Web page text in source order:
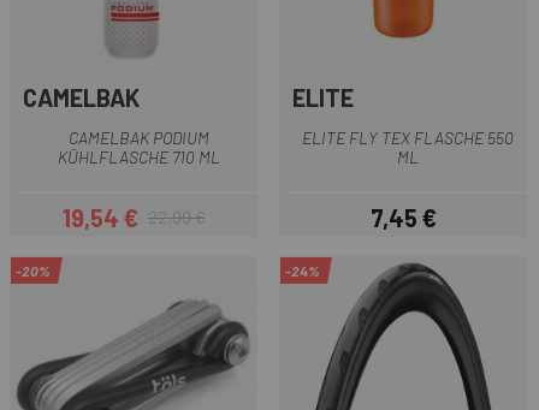
CAMELBAK
CAMELBAK PODIUM
KÜHLFLASCHE 710 ML
Preis
19,54 €Regulärer Preis
22,99 €
ELITE
ELITE FLY TEX FLASCHE 550
ML
Preis
7,45 €
-20% -24%